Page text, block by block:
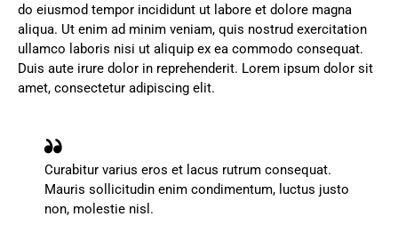
do eiusmod tempor incididunt ut labore et dolore magna
aliqua. Ut enim ad minim veniam, quis nostrud exercitation
ullamco laboris nisi ut aliquip ex ea commodo consequat.
Duis aute irure dolor in reprehenderit. Lorem ipsum dolor sit
amet, consectetur adipiscing elit.
Curabitur varius eros et lacus rutrum consequat.
Mauris sollicitudin enim condimentum, luctus justo
non, molestie nisl.